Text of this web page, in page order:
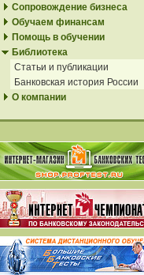
Сопровождение бизнеса
Обучаем финансам
Помощь в обучении
Библиотека
Статьи и публикации
Банковская история России
О компании